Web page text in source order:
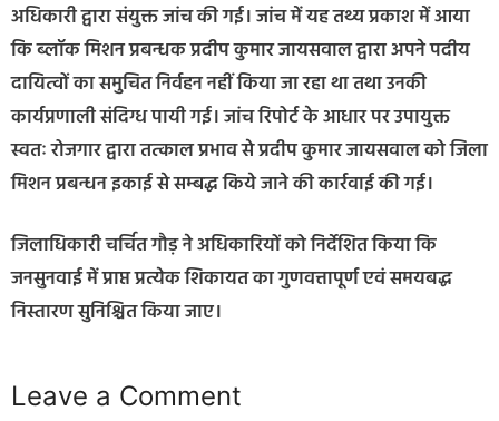
अधिकारी द्वारा संयुक्त जांच की गई। जांच में यह तथ्य प्रकाश में आया
कि ब्लॉक मिशन प्रबन्धक प्रदीप कुमार जायसवाल द्वारा अपने पदीय
दायित्वों का समुचित निर्वहन नहीं किया जा रहा था तथा उनकी
कार्यप्रणाली संदिग्ध पायी गई। जांच रिपोर्ट के आधार पर उपायुक्त
स्वतः रोजगार द्वारा तत्काल प्रभाव से प्रदीप कुमार जायसवाल को जिला
मिशन प्रबन्धन इकाई से सम्बद्ध किये जाने की कार्रवाई की गई।
जिलाधिकारी चर्चित गौड़ ने अधिकारियों को निर्देशित किया कि
जनसुनवाई में प्राप्त प्रत्येक शिकायत का गुणवत्तापूर्ण एवं समयबद्ध
निस्तारण सुनिश्चित किया जाए।
Leave a Comment